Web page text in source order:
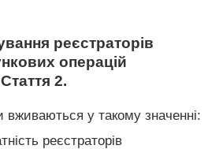
реєстраторів
операцій
Стаття 2.
вживаються у такому значенні:
реєстраторів